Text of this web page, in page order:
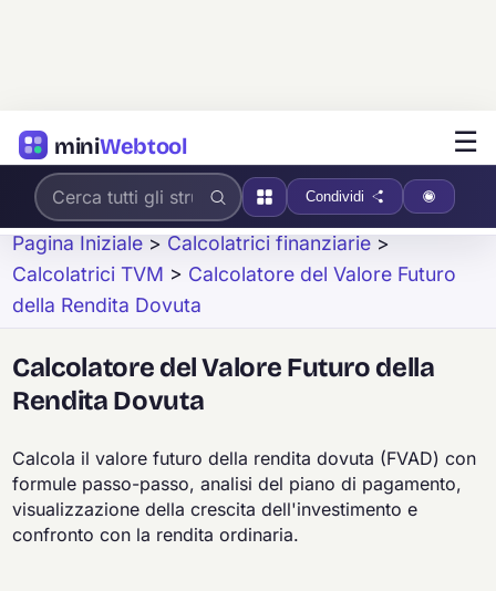
miniWebtool ☰
Condividi
Pagina Iniziale > Calcolatrici finanziarie >
Calcolatrici TVM > Calcolatore del Valore Futuro
della Rendita Dovuta
Calcolatore del Valore Futuro della
Rendita Dovuta
Calcola il valore futuro della rendita dovuta (FVAD) con
formule passo-passo, analisi del piano di pagamento,
visualizzazione della crescita dell'investimento e
confronto con la rendita ordinaria.